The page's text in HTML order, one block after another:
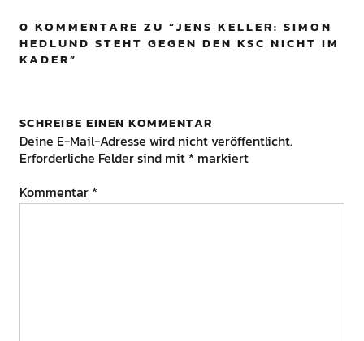
0 KOMMENTARE ZU “JENS KELLER: SIMON
HEDLUND STEHT GEGEN DEN KSC NICHT IM
KADER”
SCHREIBE EINEN KOMMENTAR
Deine E-Mail-Adresse wird nicht veröffentlicht.
Erforderliche Felder sind mit * markiert
Kommentar *